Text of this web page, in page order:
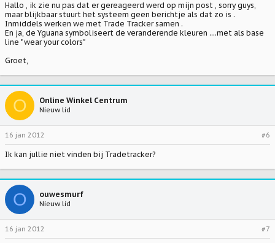
Hallo , ik zie nu pas dat er gereageerd werd op mijn post , sorry guys,
maar blijkbaar stuurt het systeem geen berichtje als dat zo is .
Inmiddels werken we met Trade Tracker samen .
En ja, de Yguana symboliseert de veranderende kleuren ....met als base
line " wear your colors"
Groet,
O Online Winkel Centrum
Nieuw lid
16 jan 2012 #6
Ik kan jullie niet vinden bij Tradetracker?
O ouwesmurf
Nieuw lid
16 jan 2012 #7